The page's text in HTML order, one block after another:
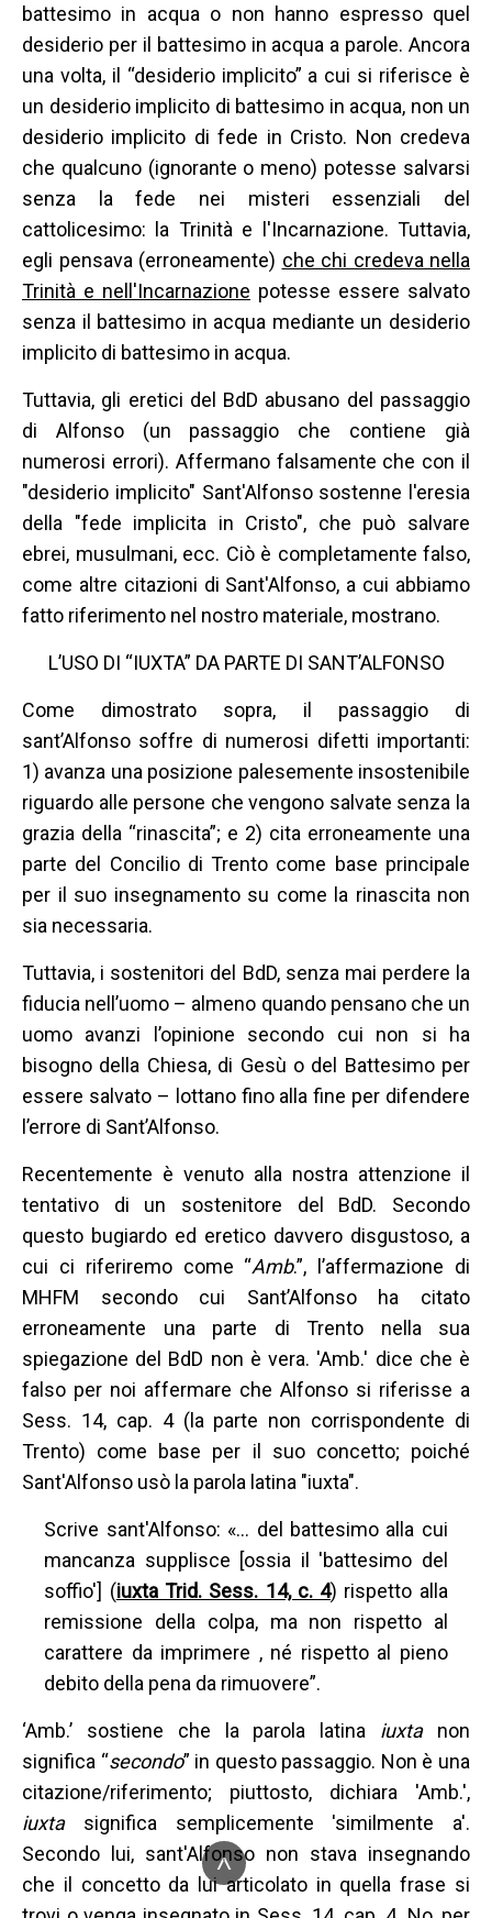
battesimo in acqua o non hanno espresso quel
desiderio per il battesimo in acqua a parole. Ancora
una volta, il “desiderio implicito” a cui si riferisce è
un desiderio implicito di battesimo in acqua, non un
desiderio implicito di fede in Cristo. Non credeva
che qualcuno (ignorante o meno) potesse salvarsi
senza la fede nei misteri essenziali del
cattolicesimo: la Trinità e l'Incarnazione. Tuttavia,
egli pensava (erroneamente) che chi credeva nella
Trinità e nell'Incarnazione potesse essere salvato
senza il battesimo in acqua mediante un desiderio
implicito di battesimo in acqua.
Tuttavia, gli eretici del BdD abusano del passaggio
di Alfonso (un passaggio che contiene già
numerosi errori). Affermano falsamente che con il
"desiderio implicito" Sant'Alfonso sostenne l'eresia
della "fede implicita in Cristo", che può salvare
ebrei, musulmani, ecc. Ciò è completamente falso,
come altre citazioni di Sant'Alfonso, a cui abbiamo
fatto riferimento nel nostro materiale, mostrano.
L’USO DI “IUXTA” DA PARTE DI SANT’ALFONSO
Come dimostrato sopra, il passaggio di
sant’Alfonso soffre di numerosi difetti importanti:
1) avanza una posizione palesemente insostenibile
riguardo alle persone che vengono salvate senza la
grazia della “rinascita”; e 2) cita erroneamente una
parte del Concilio di Trento come base principale
per il suo insegnamento su come la rinascita non
sia necessaria.
Tuttavia, i sostenitori del BdD, senza mai perdere la
fiducia nell’uomo – almeno quando pensano che un
uomo avanzi l’opinione secondo cui non si ha
bisogno della Chiesa, di Gesù o del Battesimo per
essere salvato – lottano fino alla fine per difendere
l’errore di Sant’Alfonso.
Recentemente è venuto alla nostra attenzione il
tentativo di un sostenitore del BdD. Secondo
questo bugiardo ed eretico davvero disgustoso, a
cui ci riferiremo come “Amb.”, l’affermazione di
MHFM secondo cui Sant’Alfonso ha citato
erroneamente una parte di Trento nella sua
spiegazione del BdD non è vera. 'Amb.' dice che è
falso per noi affermare che Alfonso si riferisse a
Sess. 14, cap. 4 (la parte non corrispondente di
Trento) come base per il suo concetto; poiché
Sant'Alfonso usò la parola latina "iuxta".
Scrive sant'Alfonso: «… del battesimo alla cui
mancanza supplisce [ossia il 'battesimo del
soffio'] (iuxta Trid. Sess. 14, c. 4) rispetto alla
remissione della colpa, ma non rispetto al
carattere da imprimere , né rispetto al pieno
debito della pena da rimuovere”.
‘Amb.’ sostiene che la parola latina iuxtanon
significa “secondo” in questo passaggio. Non è una
citazione/riferimento; piuttosto, dichiara 'Amb.',
iuxtasignifica semplicemente 'similmente a'.
Secondo lui, sant'Alfonso non stava insegnando
che il concetto da lui articolato in quella frase si
^